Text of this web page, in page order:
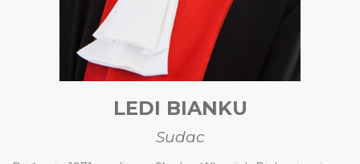
LEDI BIANKU
Sudac